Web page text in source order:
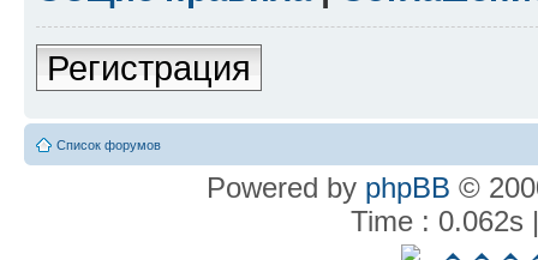
Регистрация
Список форумов
Powered by phpBB ©
Time : 0.062s